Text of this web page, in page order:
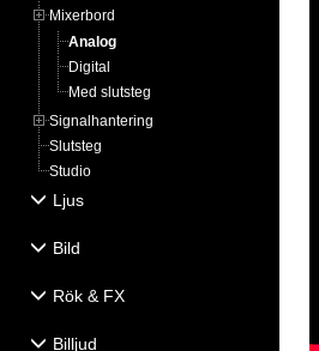
Mixerbord
Analog
Digital
Med slutsteg
Signalhantering
Slutsteg
Studio
Ljus
Bild
Rök & FX
Billjud